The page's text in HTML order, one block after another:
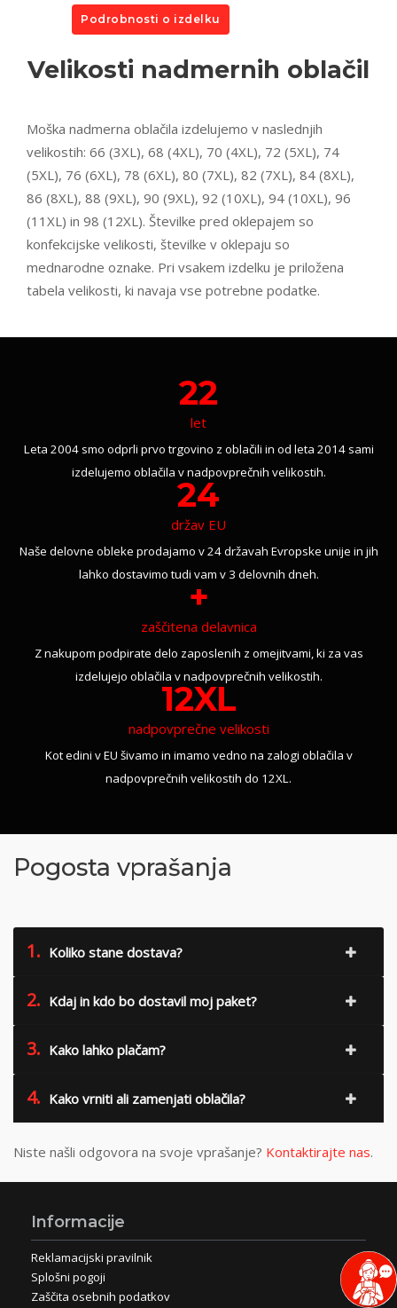
Podrobnosti o izdelku
Velikosti nadmernih oblačil
Moška nadmerna oblačila izdelujemo v naslednjih
velikostih: 66 (3XL), 68 (4XL), 70 (4XL), 72 (5XL), 74
(5XL), 76 (6XL), 78 (6XL), 80 (7XL), 82 (7XL), 84 (8XL),
86 (8XL), 88 (9XL), 90 (9XL), 92 (10XL), 94 (10XL), 96
(11XL) in 98 (12XL). Številke pred oklepajem so
konfekcijske velikosti, številke v oklepaju so
mednarodne oznake. Pri vsakem izdelku je priložena
tabela velikosti, ki navaja vse potrebne podatke.
22
let
Leta 2004 smo odprli prvo trgovino z oblačili in od leta 2014 sami
izdelujemo oblačila v nadpovprečnih velikostih.
24
držav EU
Naše delovne obleke prodajamo v 24 državah Evropske unije in jih
lahko dostavimo tudi vam v 3 delovnih dneh.
+
zaščitena delavnica
Z nakupom podpirate delo zaposlenih z omejitvami, ki za vas
izdelujejo oblačila v nadpovprečnih velikostih.
12XL
nadpovprečne velikosti
Kot edini v EU šivamo in imamo vedno na zalogi oblačila v
nadpovprečnih velikostih do 12XL.
Pogosta vprašanja
1. Koliko stane dostava?
2. Kdaj in kdo bo dostavil moj paket?
3. Kako lahko plačam?
4. Kako vrniti ali zamenjati oblačila?
Niste našli odgovora na svoje vprašanje? Kontaktirajte nas.
Informacije
Reklamacijski pravilnik
Splošni pogoji
Zaščita osebnih podatkov